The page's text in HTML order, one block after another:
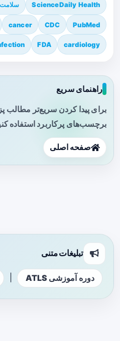
ScienceDaily Health
PubMed
CDC
cancer
cardiology
FDA
راهنمای سریع
برای پیدا کردن سریع‌تر مطالب
برچسب‌های پرکاربرد استفاده
صفحه اصلی
تبلیغات متنی
دوره آموزشی ATLS